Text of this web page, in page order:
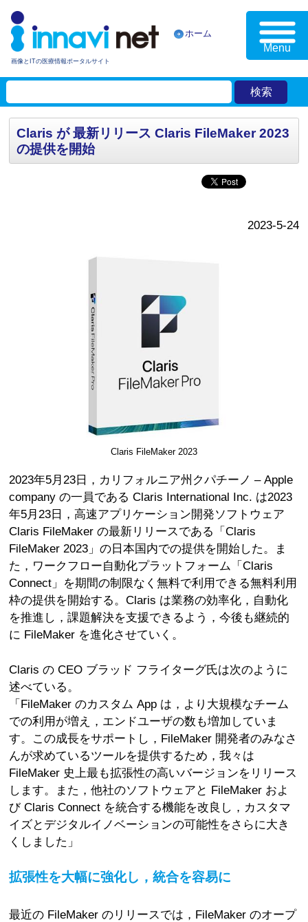
画像とITの医療情報ポータルサイト
ホーム
Menu
Claris が 最新リリース Claris FileMaker 2023
の提供を開始
2023-5-24
Claris FileMaker 2023
2023年5月23日，カリフォルニア州クパチーノ – Apple
company の一員である Claris International Inc. は2023
年5月23日，高速アプリケーション開発ソフトウェア
Claris FileMaker の最新リリースである「Claris
FileMaker 2023」の日本国内での提供を開始した。ま
た，ワークフロー自動化プラットフォーム「Claris
Connect」を期間の制限なく無料で利用できる無料利用
枠の提供を開始する。Claris は業務の効率化，自動化
を推進し，課題解決を支援できるよう，今後も継続的
に FileMaker を進化させていく。
Claris の CEO ブラッド フライターグ氏は次のように
述べている。
「FileMaker のカスタム App は，より大規模なチーム
での利用が増え，エンドユーザの数も増加していま
す。この成長をサポートし，FileMaker 開発者のみなさ
んが求めているツールを提供するため，我々は
FileMaker 史上最も拡張性の高いバージョンをリリース
します。また，他社のソフトウェアと FileMaker およ
び Claris Connect を統合する機能を改良し，カスタマ
イズとデジタルイノベーションの可能性をさらに大き
くしました」
拡張性を大幅に強化し，統合を容易に
最近の FileMaker のリリースでは，FileMaker のオープ